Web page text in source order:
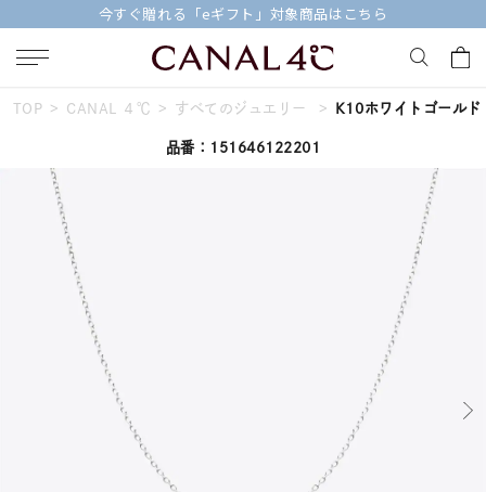
【価格改定のお知らせ 8月17日(月)より 】
キーワードで検索する
人気検索キーワード
#summer
#くまのプーさん
Canal４℃
すべてのジュエリー
TOP CANAL ４℃ すべてのジュエリー K10ホワイトゴール
品番：151646122201